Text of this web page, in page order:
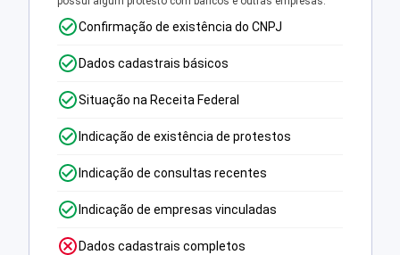
Confirmação de existência do CNPJ
Dados cadastrais básicos
Situação na Receita Federal
Indicação de existência de protestos
Indicação de consultas recentes
Indicação de empresas vinculadas
Dados cadastrais completos